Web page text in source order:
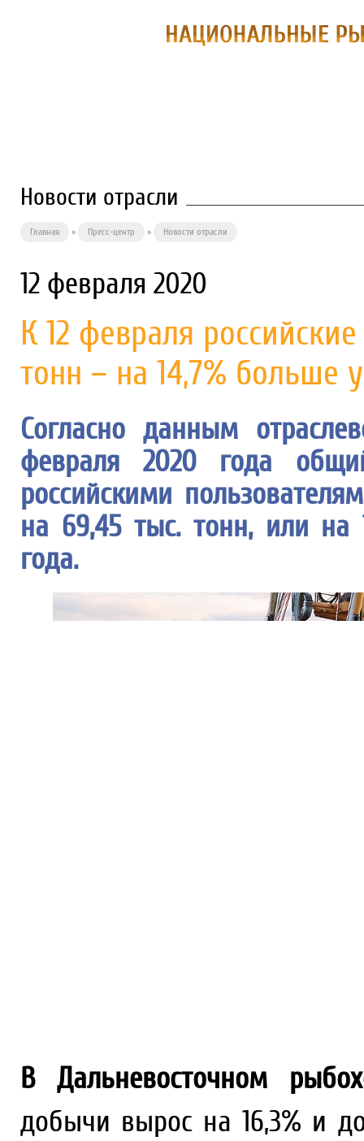
Новости отрасли
Главная » Пресс-центр » Новости отрасли
12 февраля 2020
К 12 февраля
тонн – на 14,7% больше
Согласно данным
февраля 2020 года
российскими
на 69,45 тыс. тонн, или на
года.
В Дальневосточном
добычи вырос на 16,3% и